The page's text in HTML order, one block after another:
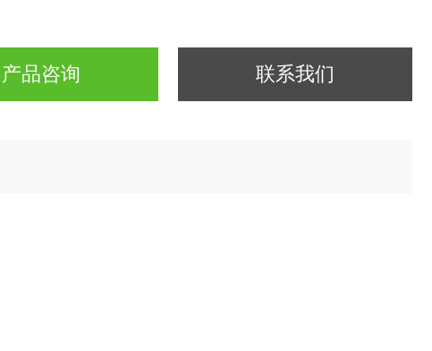
产品咨询 联系我们